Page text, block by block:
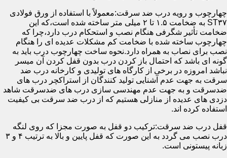
چهارچوب و رویه درب ضد سرقت:معمولاً با استفاده از ورق فولادی
ST۳۷ به ضخامت ۱.۵ تا ۲ میلی متر ساخته شده است،که این
ضخامت تأثیر شگرفی هنگام نصب و استحکام درب دارد،چرا که
چهارچوب ساخته شده با ضخامت کم مشکلات عدیده ای را هنگام
نصب برای نصاب به همراه دارد.نحوه ساخت چهارچوب درب باید به
گونه ای باشد که احتمال باز کردن درب بدون قفل کردن آن میسر
نباشد امروزه در برخی از کارگاه های تولیدی و کارخانه درب ضد
سرقت به جهت عدم آشنایی تولید کنندگان از استراکچر درب های
ضدسرقت و به جهت عدم مهندسی سازی درب های ضدسرقت شاهد
دزدی های عدیده از منازلی هستیم که از درب ضد سرقت بی کیفیت
استفاده کرده اند.
قفل درب ضد سرقت:ترکیب دو قفل به صورت مجزا که روی لنگه
درب نصب می گردد به این صورت که قفل پایین و بالا به ترتیب ۴ و ۳
زبانه پیستونی است.